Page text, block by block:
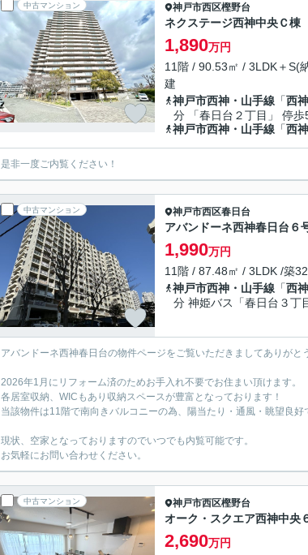
中古マンション 神戸市西区樫野台
ネクステージ西神中央Ｃ棟
1,890万円
11階 / 90.53㎡ / 3LDK＋S(
建
神戸市西神・山手線 「西
分 「春日台２丁目」 停歩
神戸市西神・山手線 「西
是非一度ご内覧ください！
中古マンション 神戸市西区春日台
アバンドーネ西神春日台６
1,990万円
11階 / 87.48㎡ / 3LDK /築
神戸市西神・山手線 「西
分 神姫バス「春日台３丁
アバンドーネ西神春日台の物件ページをご覧いただきましてありがと
2026年1月にリフォーム済のためお手入れ不要でお住まい頂けます。
各居室収納、WICもあり収納スペースが豊富となっております！
当該物件は11階で南向きバルコニーの為、陽当たり・通風・眺望良好
現状、空家となっておりますのでいつでも内覧可能です。
お気軽にお問い合わせください。
中古マンション 神戸市西区樫野台
オーク・スクエア西神中央
2,690万円